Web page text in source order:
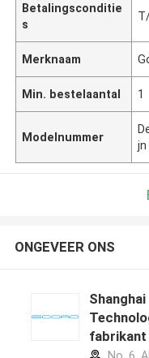
Betalingsconditie
s
Merknaam
Min. bestelaantal 1
Modelnummer
ONGEVEER ONS